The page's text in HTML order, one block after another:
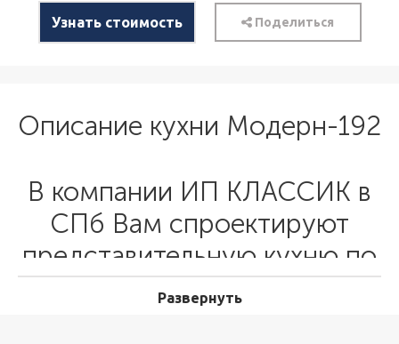
Описание кухни Модерн-192
В компании ИП КЛАССИК в
СПб Вам спроектируют
представительную кухню по
Вашему желанию,
Развернуть
Узнать стоимость Поделиться